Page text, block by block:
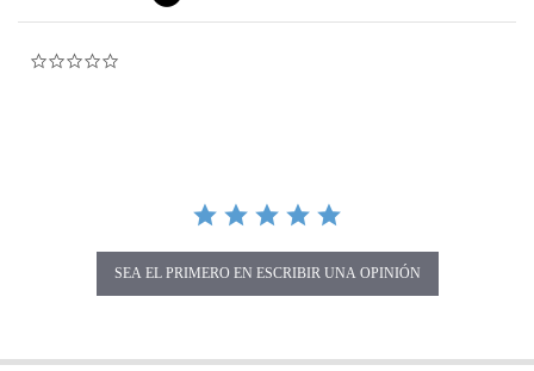
SEA EL PRIMERO EN ESCRIBIR UNA OPINIÓN